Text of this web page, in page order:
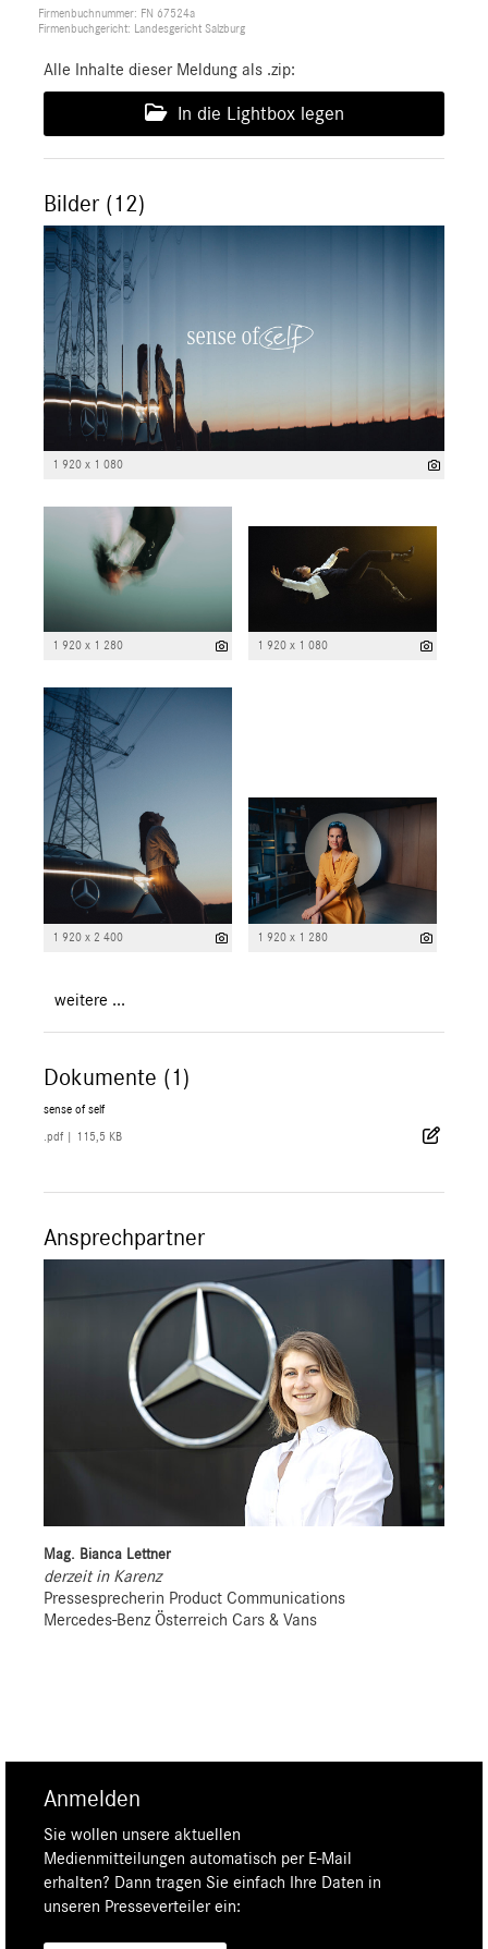
Firmenbuchnummer: FN 67524a
Firmenbuchgericht: Landesgericht Salzburg
Alle Inhalte dieser Meldung als .zip:
In die Lightbox legen
Bilder (12)
1 920 x 1 080
1 920 x 1 280 1 920 x 1 080
1 920 x 2 400 1 920 x 1 280
weitere ...
Dokumente (1)
sense of self
.pdf 115,5 KB
Ansprechpartner
Mag. Bianca Lettner
derzeit in Karenz
Pressesprecherin Product Communications
Mercedes-Benz Österreich Cars & Vans
Anmelden
Sie wollen unsere aktuellen
Medienmitteilungen automatisch per E-Mail
erhalten? Dann tragen Sie einfach Ihre Daten in
unseren Presseverteiler ein: